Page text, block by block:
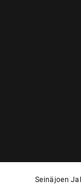
Seinäjoen